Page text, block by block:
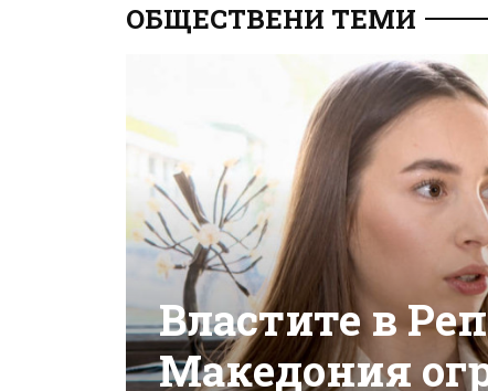
ОБЩЕСТВЕНИ ТЕМИ
Властите в
Македония